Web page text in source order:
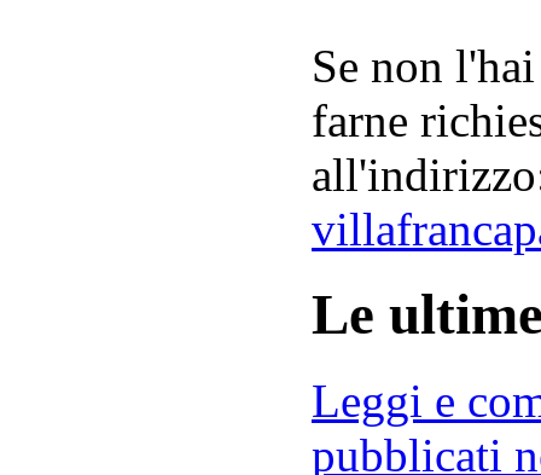
Se non
farne
Le
Leggi e
pubblicati